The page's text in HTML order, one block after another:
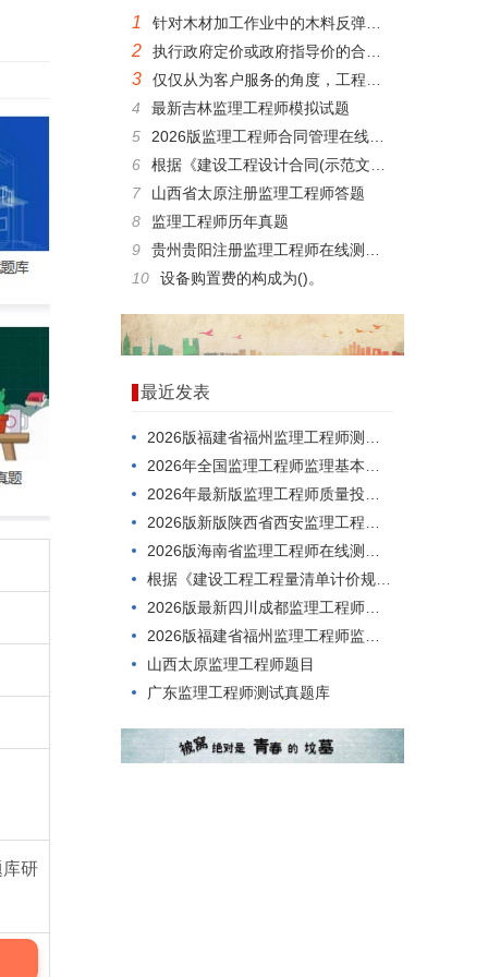
研
1 针对木材加工作业中的木料反弹危险，应采用安全送料装置或设置()安全屏护装置，以保障人身安全。
2 执行政府定价或政府指导价的合同，逾期提取标的物或者逾期付款的，()。
3
仅仅从为客户服务的角度，工程咨询的作用表现为以下几方面:()。
4
最新吉林监理工程师模拟试题
5
2026版监理工程师合同管理在线模拟考试模拟试题
6
根据《建设工程设计合同(示范文本)》，设计方的合同责任有()。
7
山西省太原注册监理工程师答题
8
监理工程师历年真题
9
贵州贵阳注册监理工程师在线测试模拟题库
10
设备购置费的构成为()。
最近发表
2026版福建省福州监理工程师测试，考点分析
2026年全国监理工程师监理基本理论与相关法规在线考试试卷
2026年最新版监理工程师质量投资进度控制试题
2026版新版陕西省西安监理工程师合同管理考试模拟试题
2026版海南省监理工程师在线测试，到底有多难考过？
根据《建设工程工程量清单计价规范》(GB50500-2013)的规定，工程量清单应由()编制。
2026版最新四川成都监理工程师合同管理考前练习题
2026版福建省福州监理工程师监理案例分析真题库
山西太原监理工程师题目
广东监理工程师测试真题库